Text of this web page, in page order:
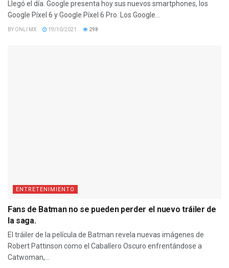
Llegó el día. Google presenta hoy sus nuevos smartphones, los
Google Píxel 6 y Google Píxel 6 Pro. Los Google...
BY ONLI MX 19/10/2021 298
ENTRETENIMIENTO
Fans de Batman no se pueden perder el nuevo tráiler de
la saga.
El tráiler de la película de Batman revela nuevas imágenes de
Robert Pattinson como el Caballero Oscuro enfrentándose a
Catwoman,...